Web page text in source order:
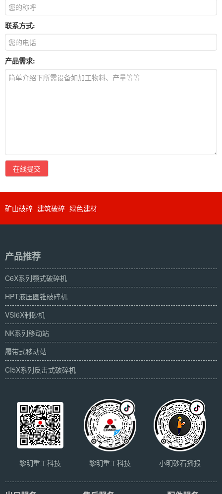
联系方式:
产品需求:
在线提交
矿山破碎 建筑破碎 绿色建材
产品推荐
C6X系列颚式破碎机
HPT液压圆锥破碎机
VSI6X制砂机
NK系列移动站
履带式移动站
CI5X系列反击式破碎机
黎明重工科技 黎明重工科技 小明砂石播报